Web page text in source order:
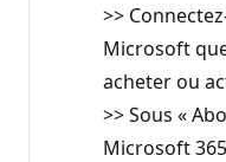
>>
Microsoft
acheter ou
>> Sous «
Microsoft